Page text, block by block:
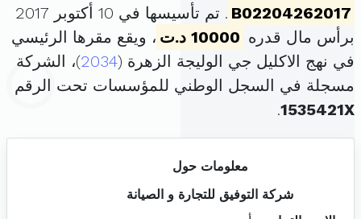
B02204262017
. تم تأسيسها في 10 أكتوبر 2017
برأس مال قدره 10000 د.ت
، ويقع مقرها الرئيسي
في نهج الاكليل جي الوليجة الزهرة (2034)، الشركة
مسجلة في السجل الوطني للمؤسسات تحت الرقم
1535421X
.
معلومات حول
شركة التوفيق للتجارة و الصيانة